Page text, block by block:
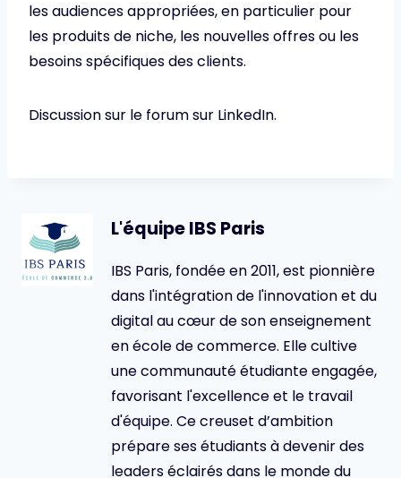
les audiences appropriées, en particulier pour
les produits de niche, les nouvelles offres ou les
besoins spécifiques des clients.
Discussion sur le forum sur LinkedIn.
L'équipe IBS Paris
IBS Paris, fondée en 2011, est pionnière
dans l'intégration de l'innovation et du
digital au cœur de son enseignement
en école de commerce. Elle cultive
une communauté étudiante engagée,
favorisant l'excellence et le travail
d'équipe. Ce creuset d’ambition
prépare ses étudiants à devenir des
leaders éclairés dans le monde du